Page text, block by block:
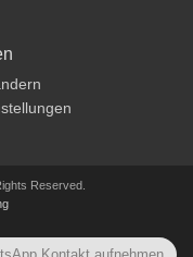
Reserved.